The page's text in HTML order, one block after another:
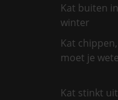
Kat buiten
winter
Kat
moet je
Kat stinkt